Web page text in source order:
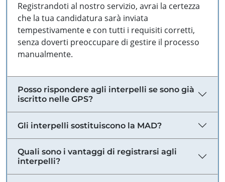
Registrandoti al nostro servizio, avrai la certezza
che la tua candidatura sarà inviata
tempestivamente e con tutti i requisiti corretti,
senza doverti preoccupare di gestire il processo
manualmente.
Posso rispondere agli interpelli se sono già
iscritto nelle GPS?
Gli interpelli sostituiscono la MAD?
Quali sono i vantaggi di registrarsi agli
interpelli?